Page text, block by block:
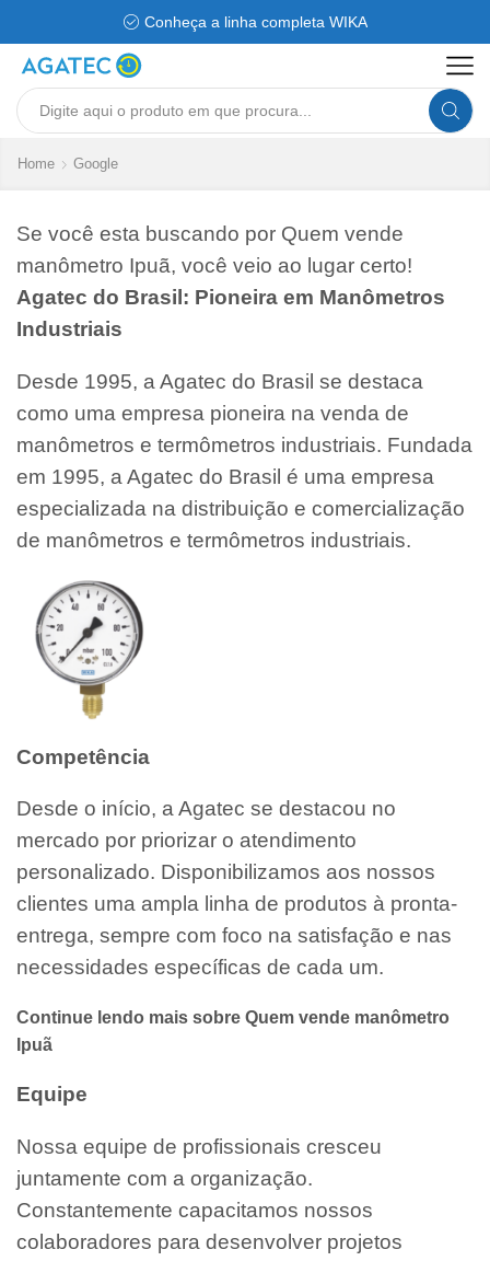
Conheça a linha completa WIKA
Search
Home Google
Se você esta buscando por Quem vende
manômetro Ipuã, você veio ao lugar certo!
Agatec do Brasil: Pioneira em Manômetros
Industriais
Desde 1995, a Agatec do Brasil se destaca
como uma empresa pioneira na venda de
manômetros e termômetros industriais. Fundada
em 1995, a Agatec do Brasil é uma empresa
especializada na distribuição e comercialização
de manômetros e termômetros industriais.
Competência
Desde o início, a Agatec se destacou no
mercado por priorizar o atendimento
personalizado. Disponibilizamos aos nossos
clientes uma ampla linha de produtos à pronta-
entrega, sempre com foco na satisfação e nas
necessidades específicas de cada um.
Continue lendo mais sobre Quem vende manômetro
Ipuã
Equipe
Nossa equipe de profissionais cresceu
juntamente com a organização.
Constantemente capacitamos nossos
colaboradores para desenvolver projetos